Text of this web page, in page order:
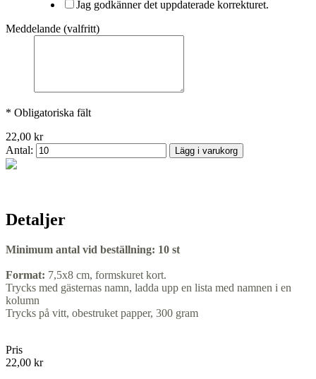
Jag godkänner det uppdaterade korrekturet.
Meddelande (valfritt)
* Obligatoriska fält
22,00 kr
Antal:
Lägg i varukorg
Detaljer
Minimum antal vid beställning: 10 st
Format: 7,5x8 cm, formskuret kort.
Trycks med gästernas namn, ladda upp en lista med namnen i en
kolumn
Trycks på vitt, obestruket papper, 300 gram
Pris
22,00 kr